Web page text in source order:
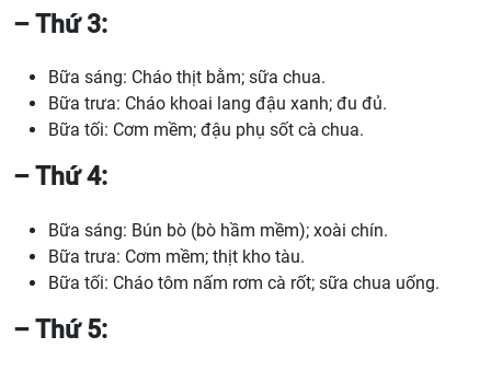
– Thứ 3:
Bữa sáng: Cháo thịt bằm; sữa chua.
Bữa trưa: Cháo khoai lang đậu xanh; đu đủ.
Bữa tối: Cơm mềm; đậu phụ sốt cà chua.
– Thứ 4:
Bữa sáng: Bún bò (bò hầm mềm); xoài chín.
Bữa trưa: Cơm mềm; thịt kho tàu.
Bữa tối: Cháo tôm nấm rơm cà rốt; sữa chua uống.
– Thứ 5: